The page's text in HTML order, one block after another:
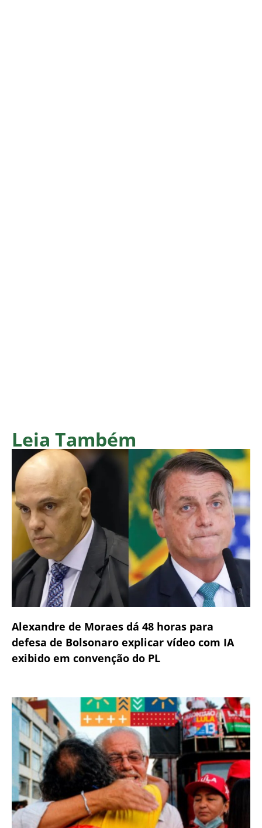
Leia Também
Alexandre de Moraes dá 48 horas para
defesa de Bolsonaro explicar vídeo com IA
exibido em convenção do PL